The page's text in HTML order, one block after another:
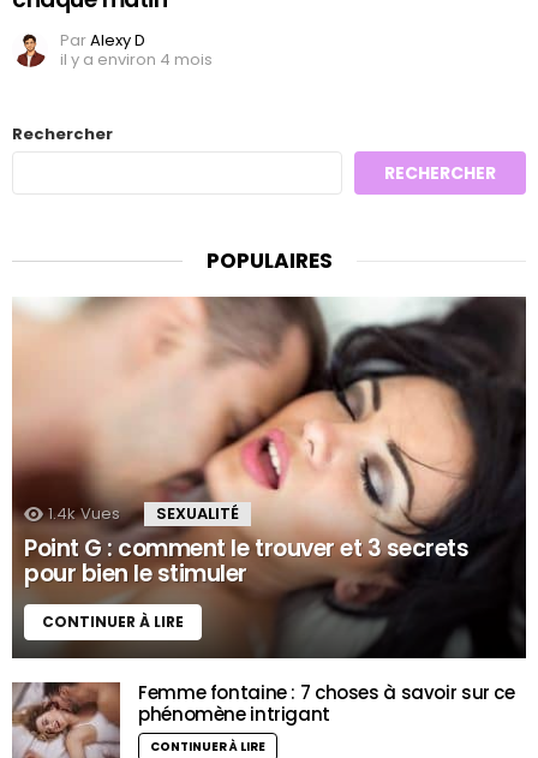
ParAlexy D
il y a environ 4 mois
Rechercher
RECHERCHER
POPULAIRES
1.4k Vues SEXUALITÉ
Point G : comment le trouver et 3 secrets
pour bien le stimuler
CONTINUER À LIRE
Femme fontaine : 7 choses à savoir sur ce
phénomène intrigant
CONTINUER À LIRE